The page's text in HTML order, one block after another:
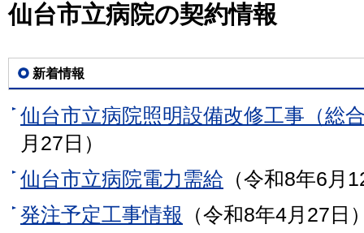
仙台市立病院の契約情報
新着情報
仙台市立病院照明設備改修工事（総
月27日）
仙台市立病院電力需給 （令和8年6月
発注予定工事情報
（令和8年4月27日